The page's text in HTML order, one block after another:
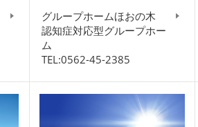
グループホームほおの木
認知症対応型グループホー
ム
TEL:0562-45-2385